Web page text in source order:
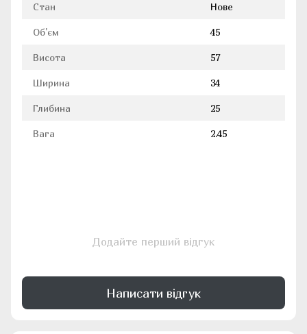
Стан Нове
Об'єм 45
Висота 57
Ширина 34
Глибина 25
Вага 2.45
Додайте перший відгук
Написати відгук